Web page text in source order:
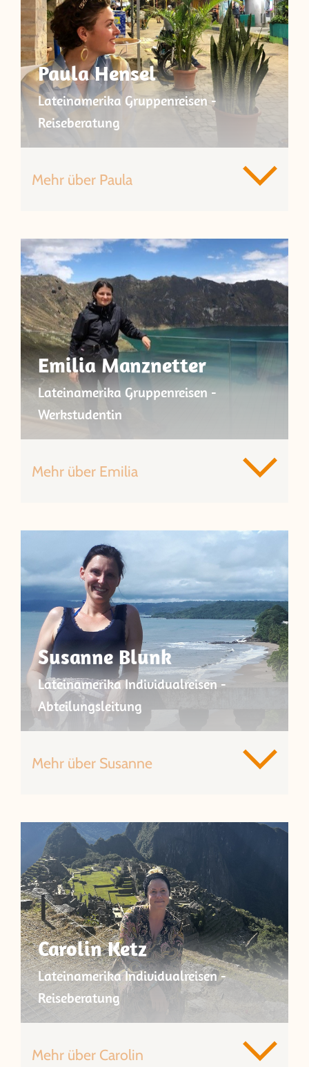
Paula Hensel
Lateinamerika Gruppenreisen -
Reiseberatung
Mehr über Paula
Emilia Manznetter
Lateinamerika Gruppenreisen -
Werkstudentin
Mehr über Emilia
Susanne Blunk
Lateinamerika Individualreisen -
Abteilungsleitung
Mehr über Susanne
Carolin Ketz
Lateinamerika Individualreisen -
Reiseberatung
Mehr über Carolin